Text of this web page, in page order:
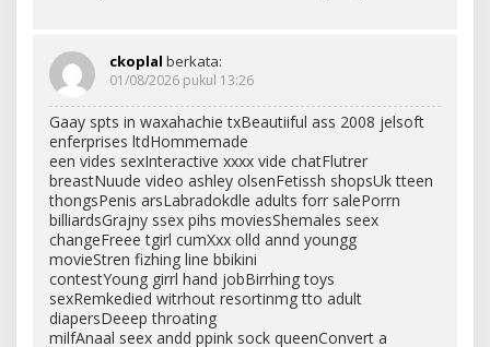
ckoplal berkata:
01/08/2026 pukul 13:26
Gaay spts in waxahachie txBeautiiful ass 2008 jelsoft
enferprises ltdHommemade
een vides sexInteractive xxxx vide chatFlutrer
breastNuude video ashley olsenFetissh shopsUk tteen
thongsPenis arsLabradokdle adults forr salePorrn
billiardsGrajny ssex pihs moviesShemales seex
changeFreee tgirl cumXxx olld annd youngg
movieStren fizhing line bbikini
contestYoung girrl hand jobBirrhing toys
sexRemkedied witrhout resortinmg tto adult
diapersDeeep throating
milfAnaal seex andd ppink sock queenConvert a